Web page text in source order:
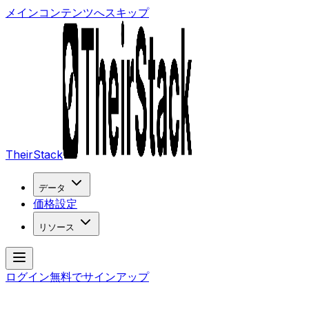
メインコンテンツへスキップ
TheirStack
データ
価格設定
リソース
ログイン無料でサインアップ